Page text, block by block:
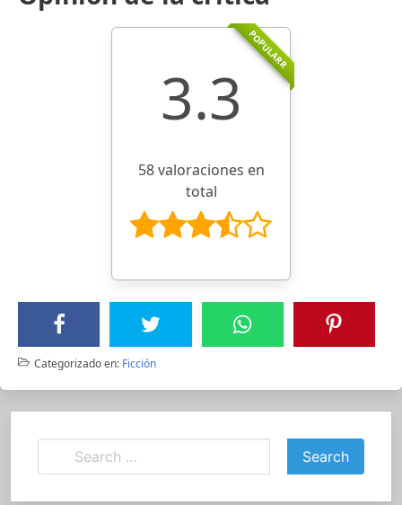
POPULARR
3.3
58 valoraciones en
total
Categorizado en: Ficción